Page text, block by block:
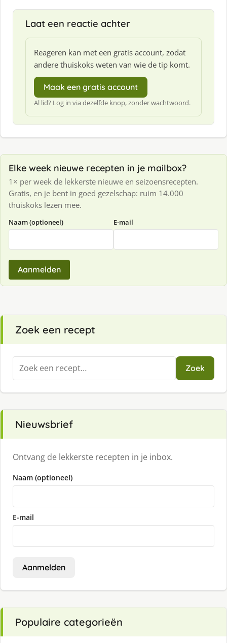
Laat een reactie achter
Reageren kan met een gratis account, zodat
andere thuiskoks weten van wie de tip komt.
Maak een gratis account
Al lid? Log in via dezelfde knop, zonder wachtwoord.
Elke week nieuwe recepten in je mailbox?
1× per week de lekkerste nieuwe en seizoensrecepten.
Gratis, en je bent in goed gezelschap: ruim 14.000
thuiskoks lezen mee.
Naam (optioneel) E-mail
Aanmelden
Zoek een recept
Zoeken
naar:
Zoek
Nieuwsbrief
Ontvang de lekkerste recepten in je inbox.
Naam (optioneel)
E-mail
Aanmelden
Populaire categorieën